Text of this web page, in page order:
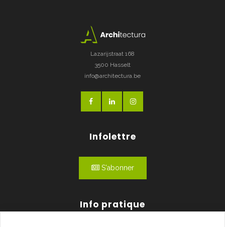
Lazarijstraat 168
3500 Hasselt
info@architectura.be
Infolettre
S'abonner
Info pratique